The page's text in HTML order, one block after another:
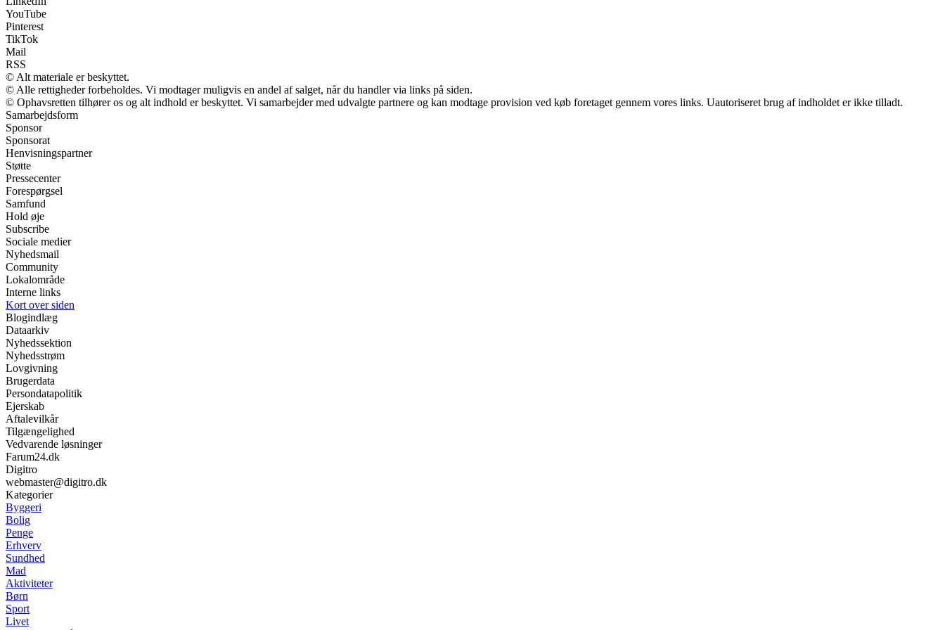
YouTube
Pinterest
TikTok
Mail
RSS
© Alt materiale er beskyttet.
© Alle rettigheder forbeholdes. Vi modtager muligvis en andel af salget, når du handler via links på siden.
© Ophavsretten tilhører os og alt indhold er beskyttet. Vi samarbejder med udvalgte partnere og kan modtage provision ved køb foretaget gennem vores links. Uautoriseret brug af indholdet er ikke tilladt.
Samarbejdsform
Sponsor
Sponsorat
Henvisningspartner
Støtte
Pressecenter
Forespørgsel
Samfund
Hold øje
Subscribe
Sociale medier
Nyhedsmail
Community
Lokalområde
Interne links
Kort over siden
Blogindlæg
Dataarkiv
Nyhedssektion
Nyhedsstrøm
Lovgivning
Brugerdata
Persondatapolitik
Ejerskab
Aftalevilkår
Tilgængelighed
Vedvarende løsninger
Farum24.dk
Digitro
webmaster@digitro.dk
Kategorier
Byggeri
Bolig
Penge
Erhverv
Sundhed
Mad
Aktiviteter
Børn
Sport
Livet